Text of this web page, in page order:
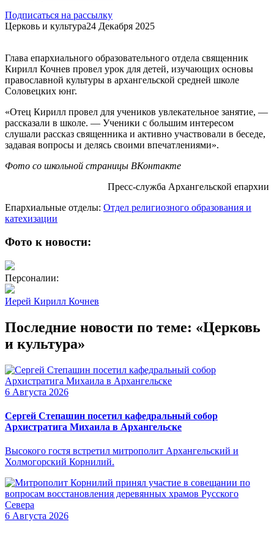
Подписаться на рассылку
Церковь и культура24 Декабря 2025
Глава епархиального образовательного отдела священник
Кирилл Кочнев провел урок для детей, изучающих основы
православной культуры в архангельской средней школе
Соловецких юнг.
«Отец Кирилл провел для учеников увлекательное занятие, —
рассказали в школе. — Ученики с большим интересом
слушали рассказ священника и активно участвовали в беседе,
задавая вопросы и делясь своими впечатлениями».
Фото со школьной страницы ВКонтакте
Пресс-служба Архангельской епархии
Епархиальные отделы: Отдел религиозного образования и
катехизации
Фото к новости:
Персоналии:
Иерей Кирилл Кочнев
Последние новости по теме: «Церковь
и культура»
6 Августа 2026
Сергей Степашин посетил кафедральный собор
Архистратига Михаила в Архангельске
Высокого гостя встретил митрополит Архангельский и
Холмогорский Корнилий.
6 Августа 2026